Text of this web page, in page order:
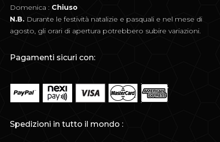
Domenica : Chiuso
N.B. Durante le festività natalizie e pasquali e nel mese di
agosto, gli orari di apertura potrebbero subire variazioni.
Pagamenti sicuri con:
Spedizioni in tutto il mondo :